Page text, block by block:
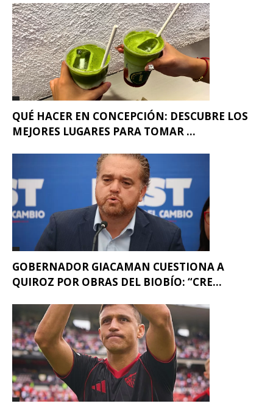
QUÉ HACER EN CONCEPCIÓN: DESCUBRE LOS
MEJORES LUGARES PARA TOMAR ...
GOBERNADOR GIACAMAN CUESTIONA A
QUIROZ POR OBRAS DEL BIOBÍO: “CRE...